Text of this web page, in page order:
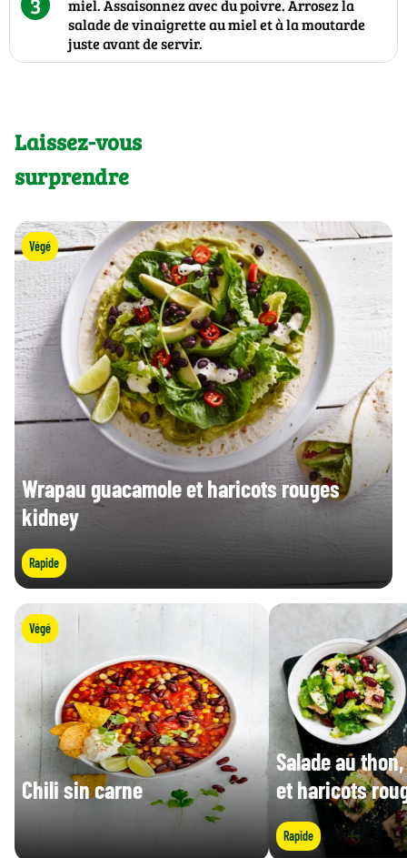
miel. Assaisonnez avec du poivre. Arrosez la
salade de vinaigrette au miel et à la moutarde
juste avant de servir.
Laissez-vous
surprendre
Végé
Wrapau guacamole et haricots rouges
kidney
Rapide
Végé
Chili sin carne
Salade au
et haricots
Rapide